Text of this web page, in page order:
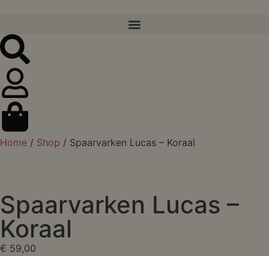
Home / Shop / Spaarvarken Lucas – Koraal
Spaarvarken Lucas –
Koraal
€ 59,00